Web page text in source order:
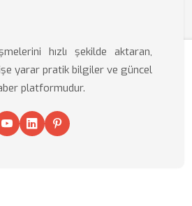
hızlı şekilde aktaran,
yarar pratik bilgiler ve güncel
platformudur.